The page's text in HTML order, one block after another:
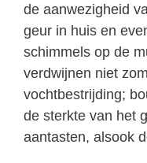
de aanwezigheid
geur in huis en
schimmels op de
verdwijnen niet
vochtbestrijding;
de sterkte van het
aantasten, alsook